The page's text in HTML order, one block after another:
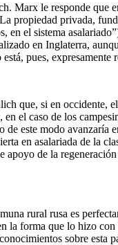
Marx le responde
propiedad privada,
en el sistema
en Inglaterra,
pues, expresamente
que, si en occidente,
el caso de los
de este modo
en asalariada de la
de la
rural rusa es
la forma que lo hizo
sobre esta